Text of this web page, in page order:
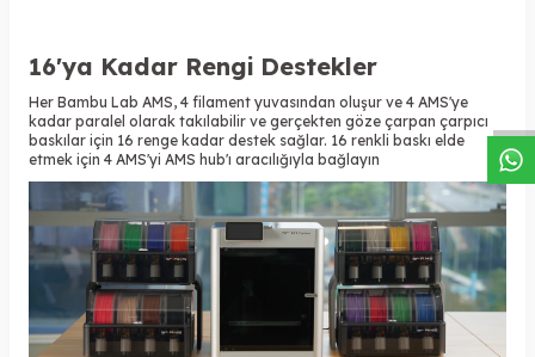
16'ya Kadar Rengi Destekler
Her Bambu Lab AMS, 4 filament yuvasından oluşur ve 4 AMS'ye
kadar paralel olarak takılabilir ve gerçekten göze çarpan çarpıcı
baskılar için 16 renge kadar destek sağlar. 16 renkli baskı elde
etmek için 4 AMS'yi AMS hub'ı aracılığıyla bağlayın